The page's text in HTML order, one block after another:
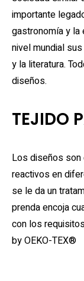
importante
gastronomía y la
nivel mundial
y la literatura.
diseños.
TEJIDO
Los diseños
reactivos en
se le da un
prenda encoja
con los
by OEKO-TEX®